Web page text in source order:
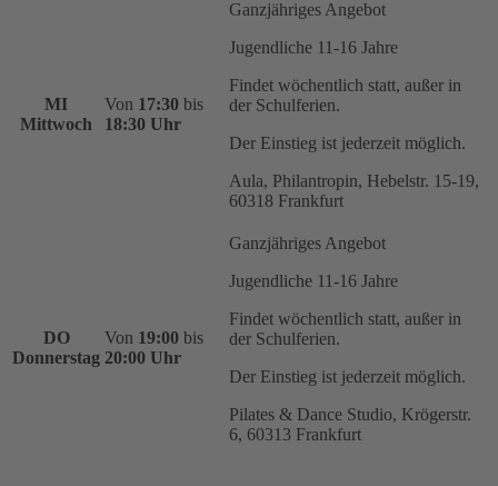
MI
Mittwoch
Von 17:30 bis
18:30 Uhr
Ganzjähriges Angebot
Jugendliche 11-16 Jahre
Findet wöchentlich statt, außer in
der Schulferien.
Der Einstieg ist jederzeit möglich.
Aula, Philantropin, Hebelstr. 15-19,
60318 Frankfurt
DO
Donnerstag
Von 19:00 bis
20:00 Uhr
Ganzjähriges Angebot
Jugendliche 11-16 Jahre
Findet wöchentlich statt, außer in
der Schulferien.
Der Einstieg ist jederzeit möglich.
Pilates & Dance Studio, Krögerstr.
6, 60313 Frankfurt